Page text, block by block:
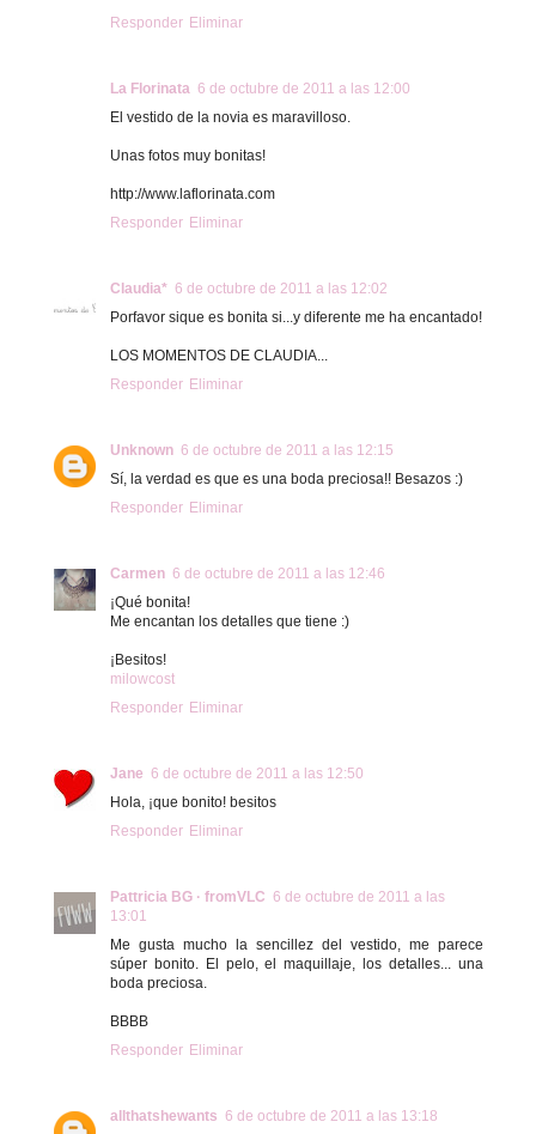
Responder Eliminar
La Florinata 6 de octubre de 2011 a las 12:00
El vestido de la novia es maravilloso.
Unas fotos muy bonitas!
http://www.laflorinata.com
Responder Eliminar
Claudia* 6 de octubre de 2011 a las 12:02
Porfavor sique es bonita si...y diferente me ha encantado!
LOS MOMENTOS DE CLAUDIA...
Responder Eliminar
Unknown 6 de octubre de 2011 a las 12:15
Sí, la verdad es que es una boda preciosa!! Besazos :)
Responder Eliminar
Carmen 6 de octubre de 2011 a las 12:46
¡Qué bonita!
Me encantan los detalles que tiene :)
¡Besitos!
milowcost
Responder Eliminar
Jane 6 de octubre de 2011 a las 12:50
Hola, ¡que bonito! besitos
Responder Eliminar
Pattricia BG · fromVLC 6 de octubre de 2011 a las
13:01
Me gusta mucho la sencillez del vestido, me parece
súper bonito. El pelo, el maquillaje, los detalles... una
boda preciosa.
BBBB
Responder Eliminar
allthatshewants 6 de octubre de 2011 a las 13:18